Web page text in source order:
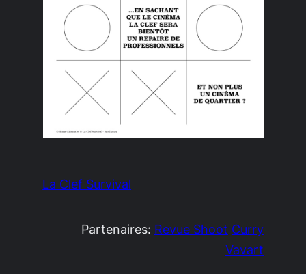
La Clef Survival
Partenaires: Revue Shoot Curry
Vavart